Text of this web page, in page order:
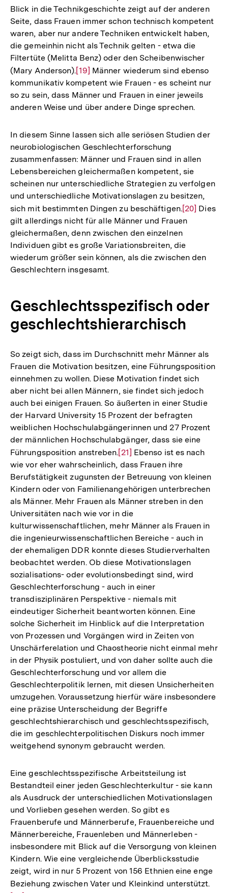
Blick in die Technikgeschichte zeigt auf der anderen
Seite, dass Frauen immer schon technisch kompetent
waren, aber nur andere Techniken entwickelt haben,
die gemeinhin nicht als Technik gelten - etwa die
Filtertüte (Melitta Benz) oder den Scheibenwischer
(Mary Anderson).Zur
Auflösung
der
Fußnote
[19] Männer wiederum sind ebenso
kommunikativ kompetent wie Frauen - es scheint nur
so zu sein, dass Männer und Frauen in einer jeweils
anderen Weise und über andere Dinge sprechen.
In diesem Sinne lassen sich alle seriösen Studien der
neurobiologischen Geschlechterforschung
zusammenfassen: Männer und Frauen sind in allen
Lebensbereichen gleichermaßen kompetent, sie
scheinen nur unterschiedliche Strategien zu verfolgen
und unterschiedliche Motivationslagen zu besitzen,
sich mit bestimmten Dingen zu beschäftigen.Zur
Auflösung
der
Fußnote
[20] Dies
gilt allerdings nicht für alle Männer und Frauen
gleichermaßen, denn zwischen den einzelnen
Individuen gibt es große Variationsbreiten, die
wiederum größer sein können, als die zwischen den
Geschlechtern insgesamt.
Geschlechtsspezifisch oder
geschlechtshierarchisch
So zeigt sich, dass im Durchschnitt mehr Männer als
Frauen die Motivation besitzen, eine Führungsposition
einnehmen zu wollen. Diese Motivation findet sich
aber nicht bei allen Männern, sie findet sich jedoch
auch bei einigen Frauen. So äußerten in einer Studie
der Harvard University 15 Prozent der befragten
weiblichen Hochschulabgängerinnen und 27 Prozent
der männlichen Hochschulabgänger, dass sie eine
Führungsposition anstreben.Zur
Auflösung
der
Fußnote
[21] Ebenso ist es nach
wie vor eher wahrscheinlich, dass Frauen ihre
Berufstätigkeit zugunsten der Betreuung von kleinen
Kindern oder von Familienangehörigen unterbrechen
als Männer. Mehr Frauen als Männer streben in den
Universitäten nach wie vor in die
kulturwissenschaftlichen, mehr Männer als Frauen in
die ingenieurwissenschaftlichen Bereiche - auch in
der ehemaligen DDR konnte dieses Studierverhalten
beobachtet werden. Ob diese Motivationslagen
sozialisations- oder evolutionsbedingt sind, wird
Geschlechterforschung - auch in einer
transdisziplinären Perspektive - niemals mit
eindeutiger Sicherheit beantworten können. Eine
solche Sicherheit im Hinblick auf die Interpretation
von Prozessen und Vorgängen wird in Zeiten von
Unschärferelation und Chaostheorie nicht einmal mehr
in der Physik postuliert, und von daher sollte auch die
Geschlechterforschung und vor allem die
Geschlechterpolitik lernen, mit diesen Unsicherheiten
umzugehen. Voraussetzung hierfür wäre insbesondere
eine präzise Unterscheidung der Begriffe
geschlechtshierarchisch und geschlechtsspezifisch,
die im geschlechterpolitischen Diskurs noch immer
weitgehend synonym gebraucht werden.
Eine geschlechtsspezifische Arbeitsteilung ist
Bestandteil einer jeden Geschlechterkultur - sie kann
als Ausdruck der unterschiedlichen Motivationslagen
und Vorlieben gesehen werden. So gibt es
Frauenberufe und Männerberufe, Frauenbereiche und
Männerbereiche, Frauenleben und Männerleben -
insbesondere mit Blick auf die Versorgung von kleinen
Kindern. Wie eine vergleichende Überblicksstudie
zeigt, wird in nur 5 Prozent von 156 Ethnien eine enge
Beziehung zwischen Vater und Kleinkind unterstützt.